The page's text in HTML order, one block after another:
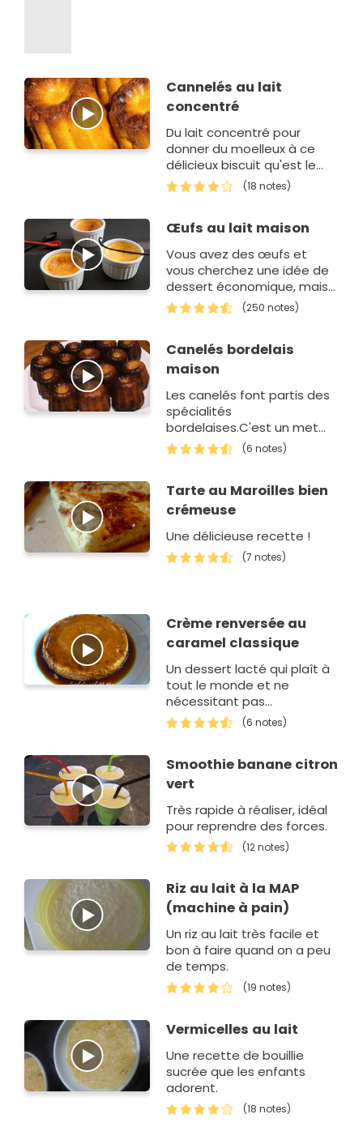
Cannelés au lait
concentré
Du lait concentré pour
donner du moelleux à ce
délicieux biscuit qu'est le
cannelé.
(18 notes)
Œufs au lait maison
Vous avez des œufs et
vous cherchez une idée de
dessert économique, mais
aussi prête en un temps
record ? D'ailleurs, pour
(250 notes)
Canelés bordelais
maison
Les canelés font partis des
spécialités
bordelaises.C'est un met
sucré à base de vanille et
de rhum.
(6 notes)
Tarte au Maroilles bien
crémeuse
Une délicieuse recette !
(7 notes)
Crème renversée au
caramel classique
Un dessert lacté qui plaît à
tout le monde et ne
nécessitant pas
d'ingrédients difficiles.
(6 notes)
Smoothie banane citron
vert
Très rapide à réaliser, idéal
pour reprendre des forces.
(12 notes)
Riz au lait à la MAP
(machine à pain)
Un riz au lait très facile et
bon à faire quand on a peu
de temps.
(19 notes)
Vermicelles au lait
Une recette de bouillie
sucrée que les enfants
adorent.
(18 notes)